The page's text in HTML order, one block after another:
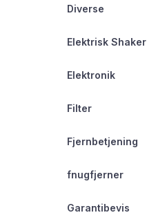
Diverse
Elektrisk Shaker
Elektronik
Filter
Fjernbetjening
fnugfjerner
Garantibevis